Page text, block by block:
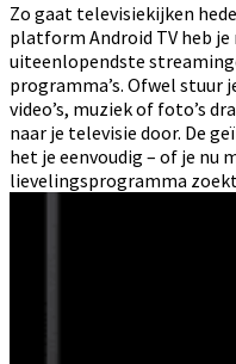
Zo gaat televisiekijken
platform Android TV heb
uiteenlopendste
programma’s. Ofwel stuur
video’s, muziek of foto’s
naar je televisie door. De
het je eenvoudig – of je nu
lievelingsprogramma